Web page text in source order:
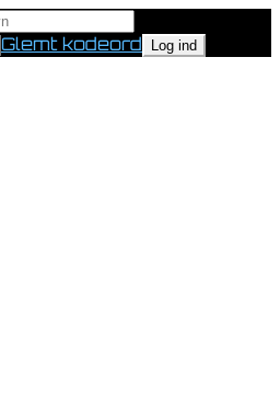
Glemt kodeord